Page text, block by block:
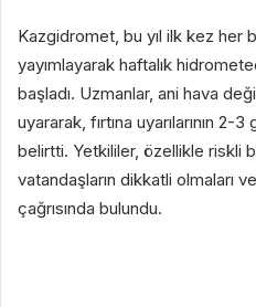
Kazgidromet, bu yıl ilk kez her
yayımlayarak haftalık
başladı. Uzmanlar, ani hava
uyararak, fırtına uyarılarının 2-
belirtti. Yetkililer, özellikle riskli
vatandaşların dikkatli olmaları
çağrısında bulundu.